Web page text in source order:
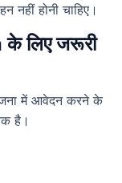
नहीं होनी चाहिए।
लिए जरूरी
में आवेदन करने के
है।